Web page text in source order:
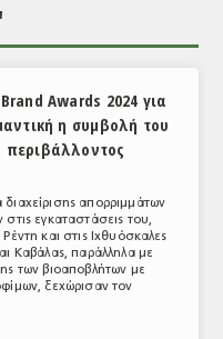
Awards 2024 για
η συμβολή του
περιβάλλοντος
απορριμμάτων
εγκαταστάσεις του,
και στις Ιχθυόσκαλες
Καβάλας, παράλληλα με
των βιοαποβλήτων με
ξεχώρισαν τον